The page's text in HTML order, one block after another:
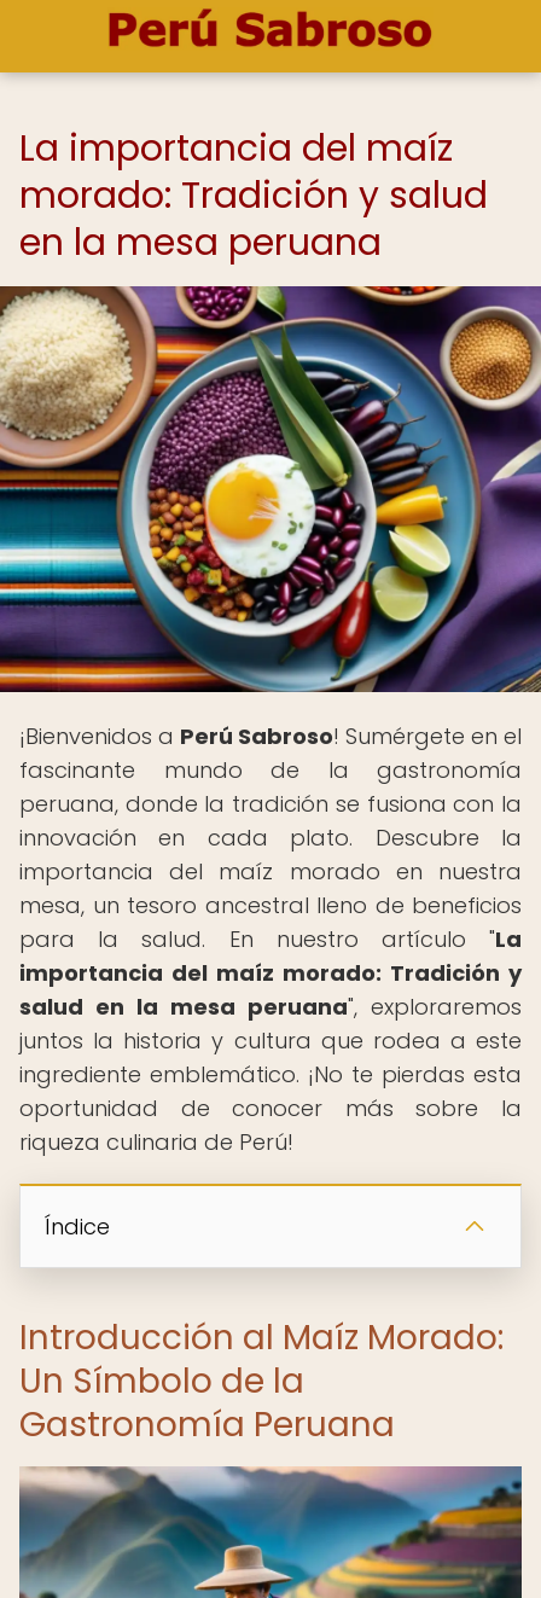
La importancia del maíz
morado: Tradición y salud
en la mesa peruana
¡Bienvenidos a Perú Sabroso! Sumérgete en el
fascinante mundo de la gastronomía
peruana, donde la tradición se fusiona con la
innovación en cada plato. Descubre la
importancia del maíz morado en nuestra
mesa, un tesoro ancestral lleno de beneficios
para la salud. En nuestro artículo "La
importancia del maíz morado: Tradición y
salud en la mesa peruana", exploraremos
juntos la historia y cultura que rodea a este
ingrediente emblemático. ¡No te pierdas esta
oportunidad de conocer más sobre la
riqueza culinaria de Perú!
Índice
Introducción al Maíz Morado:
Un Símbolo de la
Gastronomía Peruana